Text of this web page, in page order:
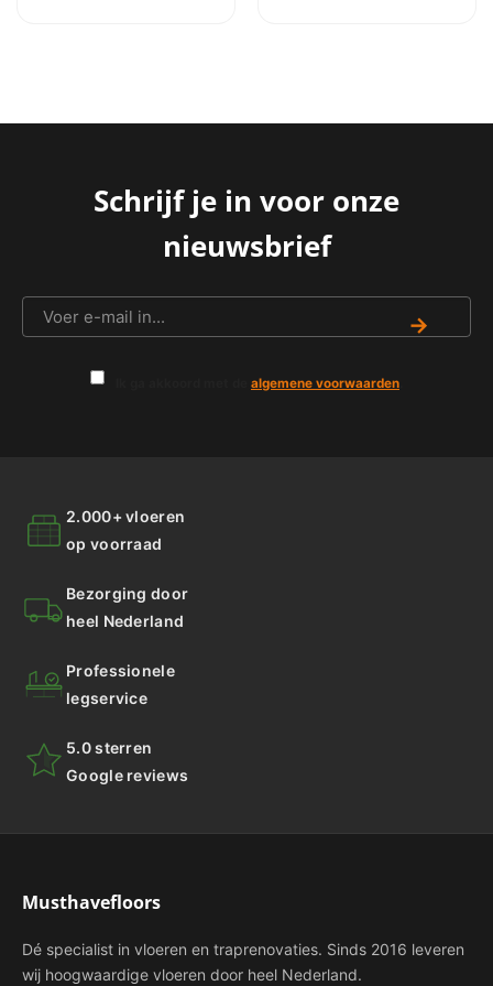
Schrijf je in voor onze
nieuwsbrief
→
algemene voorwaarden
2.000+ vloeren
op voorraad
Bezorging door
heel Nederland
Professionele
legservice
5.0 sterren
Google reviews
Musthavefloors
Dé specialist in vloeren en traprenovaties. Sinds 2016 leveren
wij hoogwaardige vloeren door heel Nederland.